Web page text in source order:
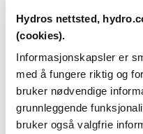
Hydros nettsted,
(cookies).
Informasjonskapsler er
med å fungere riktig og
bruker nødvendige
grunnleggende
bruker også valgfrie
Mediekontakt
Nyheter
Nyhetsabonnement
Kort om Hydro
Temasider
Bilder og video
Media
Nyheter